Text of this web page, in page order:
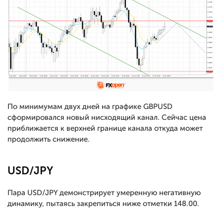
По минимумам двух дней на графике GBPUSD
сформировался новый нисходящий канал. Сейчас цена
приближается к верхней границе канала откуда может
продолжить снижение.
USD/JPY
Пара USD/JPY демонстрирует умеренную негативную
динамику, пытаясь закрепиться ниже отметки 148.00.